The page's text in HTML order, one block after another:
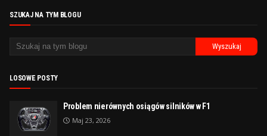
SZUKAJ NA TYM BLOGU
LOSOWE POSTY
Problem nierównych osiągów silników w F1
Maj 23, 2026